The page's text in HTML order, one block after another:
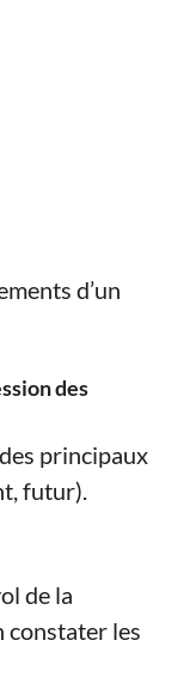
d’un
des
principaux
futur).
de la
constater les